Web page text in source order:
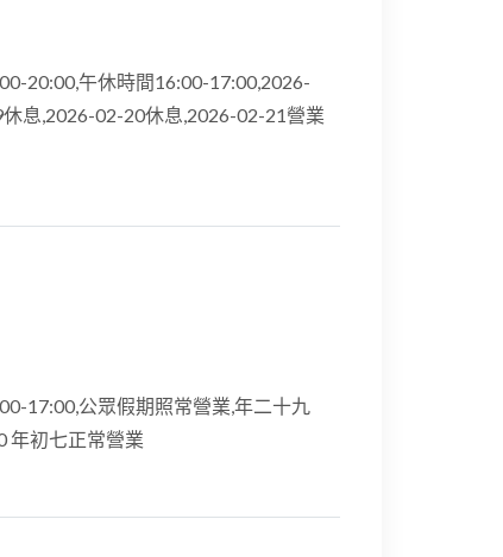
20:00,午休時間16:00-17:00,2026-
息,2026-02-20休息,2026-02-21營業
17:00,公眾假期照常營業,年二十九
年初七正常營業